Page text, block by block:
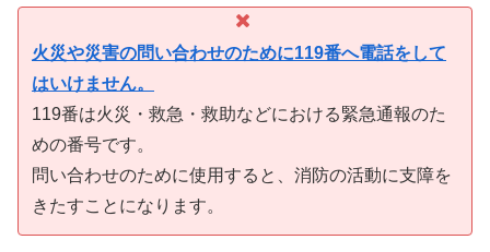
火災や災害の問い合わせのために119番へ電話をして
はいけません。
119番は火災・救急・救助などにおける緊急通報のた
めの番号です。
問い合わせのために使用すると、消防の活動に支障を
きたすことになります。